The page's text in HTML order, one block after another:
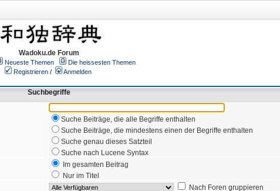
Wadoku.de Forum
Neueste Themen
Die heissesten Themen
Registrieren /
Anmelden
Suchbegriffe
Suche Beiträge, die alle Begriffe enthalten
Suche Beiträge, die mindestens einen der Begriffe enthalten
Suche genau dieses Satzteil
Suche nach Lucene Syntax
Im gesamten Beitrag
Nur im Titel
Nach Foren gruppieren